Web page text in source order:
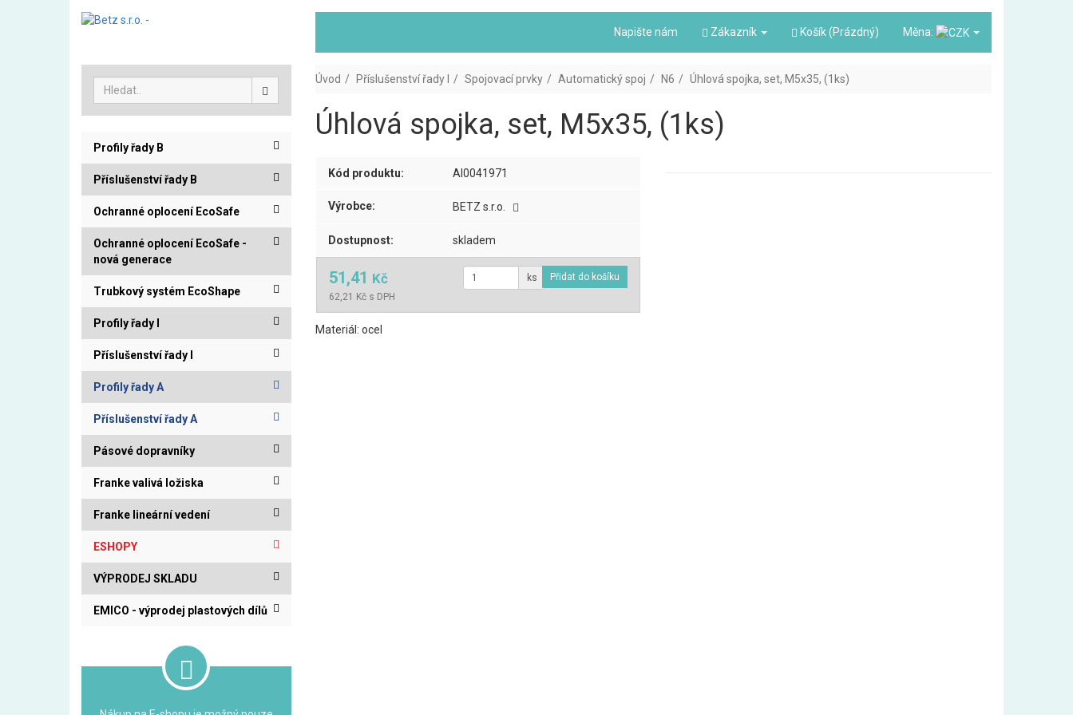
Napište nám Zákazník Košík (Prázdný) Měna:
Profily řady B
Příslušenství řady B
Ochranné oplocení EcoSafe
Ochranné oplocení EcoSafe -
nová generace
Trubkový systém EcoShape
Profily řady I
Příslušenství řady I
Profily řady A
Příslušenství řady A
Pásové dopravníky
Franke valivá ložiska
Franke lineární vedení
ESHOPY
VÝPRODEJ SKLADU
EMICO - výprodej plastových dílů
Úvod Příslušenství řady I Spojovací prvky Automatický spoj N6 Úhlová spojka, set, M5x35, (1ks)
Úhlová spojka, set, M5x35, (1ks)
Kód produktu: AI0041971
Výrobce: BETZ s.r.o.
Dostupnost: skladem
51,41 Kč
62,21 Kč s DPH
ks
Materiál: ocel